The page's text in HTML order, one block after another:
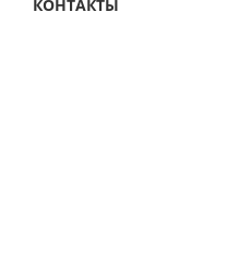
КОНТАКТЫ